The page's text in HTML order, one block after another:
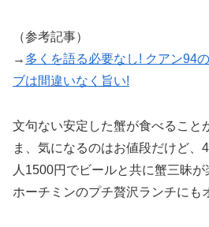
（参考記事）
→ 多くを語る必要なし! クアン94
ブは間違いなく旨い!
文句ない安定した蟹が食べること
ま、気になるのはお値段だけど、
人1500円でビールと共に蟹三昧が
ホーチミンのプチ贅沢ランチにも